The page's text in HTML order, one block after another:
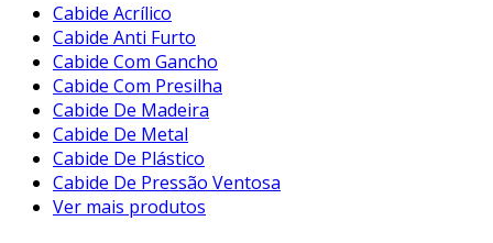
Cabide Acrílico
Cabide Anti Furto
Cabide Com Gancho
Cabide Com Presilha
Cabide De Madeira
Cabide De Metal
Cabide De Plástico
Cabide De Pressão Ventosa
Ver mais produtos